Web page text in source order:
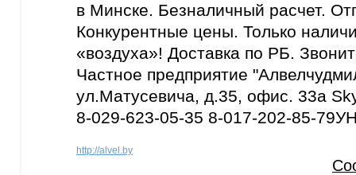
в Минске. Безналичный расчет.
Конкурентные цены. Только
«воздуха»! Доставка по РБ.
Частное предприятие
ул.Матусевича, д.35, офис. 33а
8-029-623-05-35 8-017-202-85-79​
http://alvel.by